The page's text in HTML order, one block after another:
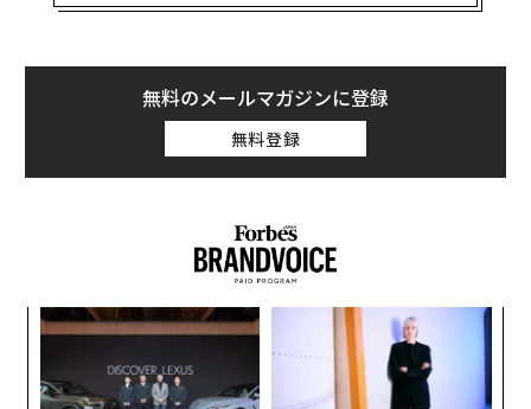
グーグルは8月20日に4G LTE対応の
い間に5G対応の2モデルを加えて2020年のラインナップ
を一息に揃えた。
特筆すべきは5G対応のフラグシップであるPixel 5が10
容量64GBのモデルが9万5000円（Googleストア、税込
価格）という高級機だった。2019年発売のGoogle Pixel
4も価格は8万9980円から。今度のモデルが5G対応であ
ることも考慮すれば、シリーズのフラグシップモデルは
ずいぶんとお買い得になった。
無料のメールマガジンに登録
無料登録